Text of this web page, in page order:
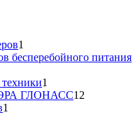
1
товар
бесперебойного питания
1
товар
ЭРА ГЛОНАСС12
1